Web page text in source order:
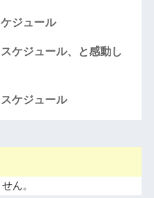
ジュール
ケジュール、と感動し
ケジュール
ん。